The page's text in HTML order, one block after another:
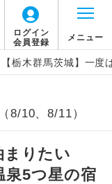
ログイン
会員登録
メニュー
【栃木群馬茨城】一
8/10、8/11）
まりたい
泉5つ星の宿
明
ら復路到着空港
。
ら最終日出発空港
同行します。